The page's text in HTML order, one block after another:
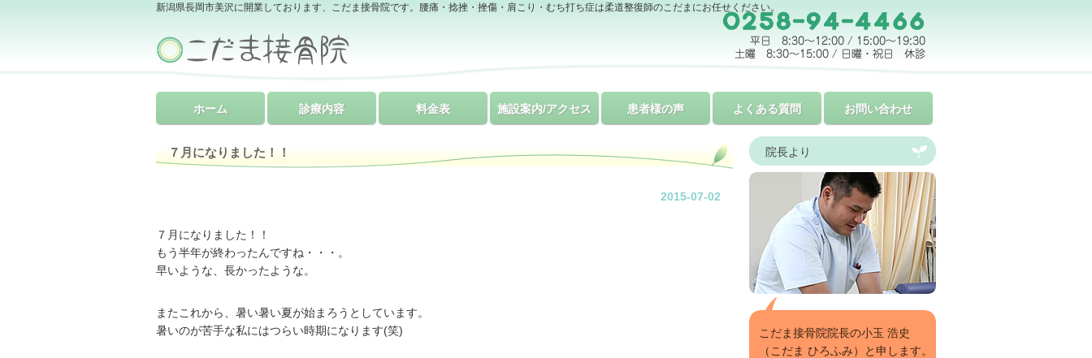
新潟県長岡市美沢に開業しております、こだま接骨院です。腰痛・捻挫・挫傷・肩こり・むち打ち症は柔道整復師のこだまにお任せください。
ホーム 診療内容 料金表 施設案内/アクセス 患者様の声 よくある質問 お問い合わせ
院長より
こだま接骨院院長の小玉 浩史
（こだま ひろふみ）と申します。
７月になりました！！
2015-07-02
７月になりました！！
もう半年が終わったんですね・・・。
早いような、長かったような。
またこれから、暑い暑い夏が始まろうとしています。
暑いのが苦手な私にはつらい時期になります(笑)